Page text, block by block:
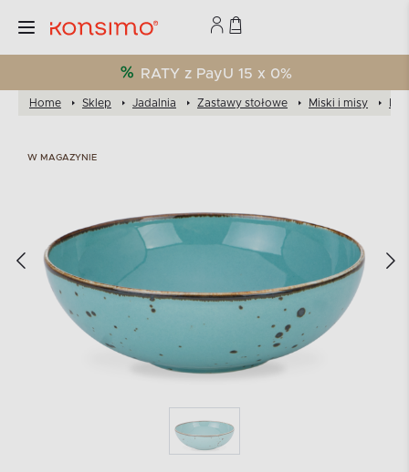
RATY z PayU 15 x 0%
Home Sklep Jadalnia Zastawy stołowe Miski i misy
W MAGAZYNIE